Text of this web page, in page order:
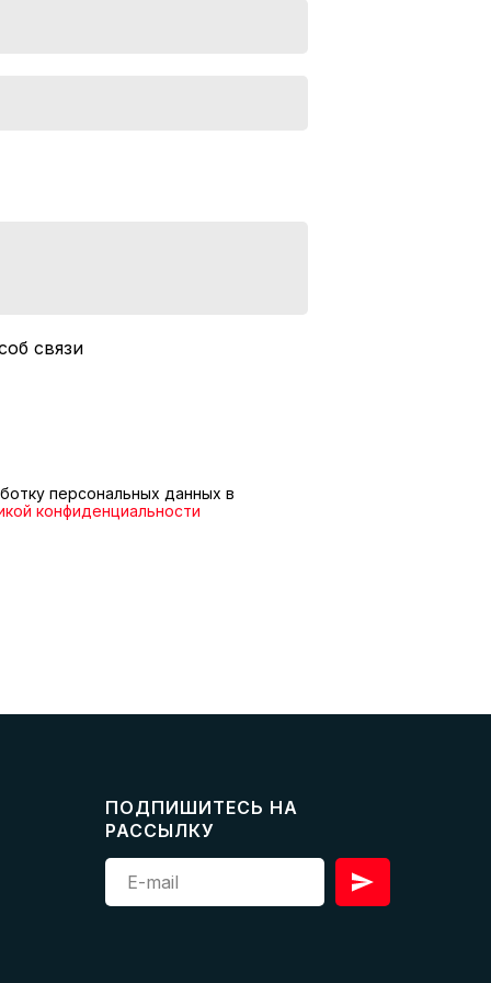
связи
персональных данных в
конфиденциальности
ПОДПИШИТЕСЬ НА
РАССЫЛКУ